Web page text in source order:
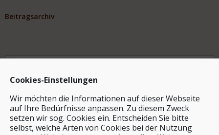
Cookies-Einstellungen
Wir möchten die Informationen auf dieser Webseite
auf Ihre Bedürfnisse anpassen. Zu diesem Zweck
setzen wir sog. Cookies ein. Entscheiden Sie bitte
selbst, welche Arten von Cookies bei der Nutzung
Beitragsarchiv
Archiv